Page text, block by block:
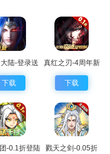
陆-登录送
魂师
下载
真红之刃-4周年新
版本0.1折
下载
-0.1折登陆
戮天之剑-0.05折